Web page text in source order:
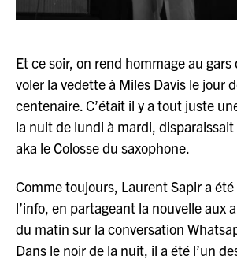
Et ce soir, on rend hommage au gars
voler la vedette à Miles Davis le jour
centenaire. C’était il y a tout juste
la nuit de lundi à mardi, disparaissait
aka le Colosse du saxophone.
Comme toujours, Laurent Sapir a
l’info, en partageant la nouvelle aux
du matin sur la conversation
Dans le noir de la nuit, il a été l’un